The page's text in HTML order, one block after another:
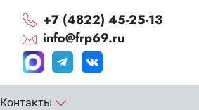
+7 (4822) 45-25-13
info@frp69.ru
Контакты